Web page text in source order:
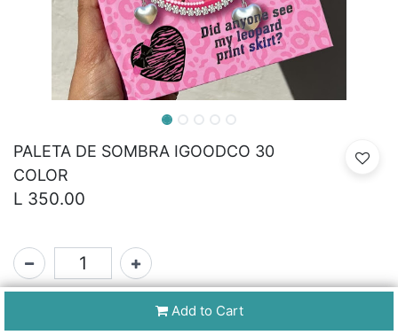
PALETA DE SOMBRA IGOODCO 30
COLOR
L 350.00
Add to Cart